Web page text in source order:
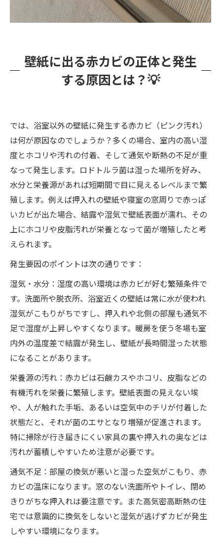
壁紙に出る赤カビの正体と発生
する原因とは？💡
では、浴室以外の壁紙に発生する赤カビ（ピンク汚れ）
は何が原因なのでしょうか？多くの場合、室内の高い湿
度とホコリや汚れの付着、そして通気や断熱の不足が重
なって発生します。ロドトルラ菌は湿った場所を好み、
水分と栄養源があれば短期間で目に見えるレベルまで繁
殖します。例えば押入れの壁紙や寝室の窓周りで赤っぽ
いカビが出た場合、結露や湿気で壁紙表面が濡れ、その
上にホコリや皮脂汚れが栄養となって菌が増殖したと考
えられます。
発生要因のポイントは次の通りです：
湿気・水分：湿度の高い環境は赤カビが好む繁殖条件で
す。洗面所や脱衣所、浴室近くの壁紙は常に水が使われ
湿気がこもりがちですし、押入れや北側の部屋も通気不
足で湿度が上昇しやすくなります。暖房を使う冬場も室
内外の温度差で結露が発生し、壁紙が長時間湿った状態
になることがあります。
栄養源の汚れ：赤カビは石鹸カスやホコリ、皮脂などの
有機汚れを栄養に繁殖します。壁紙表面の見えない埃
や、人が触れた手垢、あるいは空気中のチリが付着した
状態だと、それが菌のエサとなり増殖が促進されます。
特に掃除が行き届きにくい家具の裏や押入れの奥などは
汚れが蓄積しやすいため注意が必要です。
通気不足：部屋の換気が悪いと湿った空気がこもり、赤
カビの温床になります。窓のない洗面所やトイレ、閉め
きりがちな押入れは要注意です。また高気密高断熱の住
宅では意識的に換気をしないと湿気が逃げずカビが発生
しやすい環境になります。